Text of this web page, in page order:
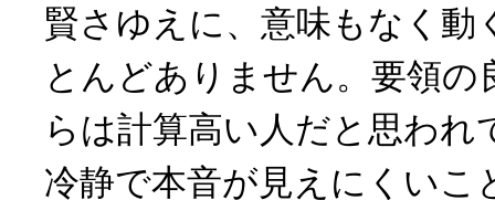
賢さゆえに、意味もなく動
とんどありません。要領の
らは計算高い人だと思われ
冷静で本音が見えにくいこ